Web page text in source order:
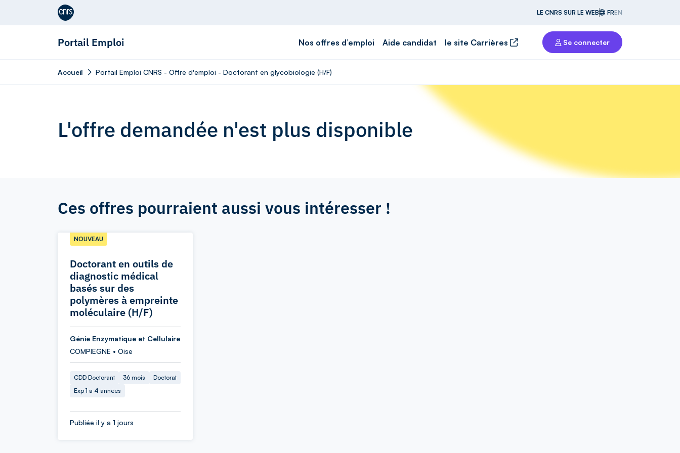
Aller au contenu
LE CNRS SUR LE WEB FREN
Portail Emploi Nos offres d’emploi Aide candidat le site Carrières Se connecter
Accueil Portail Emploi CNRS - Offre d'emploi - Doctorant en glycobiologie (H/F)
L'offre demandée n'est plus disponible
Ces offres pourraient aussi vous intéresser !
Doctorant en outils de
diagnostic médical
basés sur des
polymères à empreinte
moléculaire (H/F)
NOUVEAU
Génie Enzymatique et Cellulaire
COMPIEGNE • Oise
CDD Doctorant 36 mois
Doctorat
Exp 1 à 4 années
Publiée il y a 1 jours